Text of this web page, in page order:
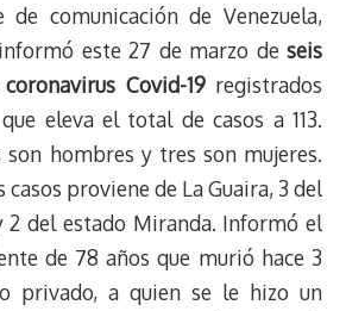
de comunicación de Venezuela,
este 27 de marzo deseis
Covid-19registrados
eleva el total de casos a 113.
son hombres y tres son mujeres.
casos proviene de La Guaira, 3 del
del estado Miranda. Informó el
de 78 años que murió hace 3
privado, a quien se le hizo un